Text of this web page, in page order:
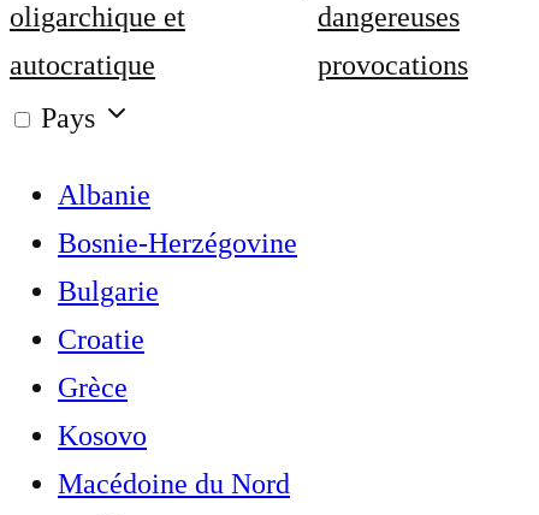
oligarchique et
autocratique
dangereuses
provocations
Pays
Albanie
Bosnie-Herzégovine
Bulgarie
Croatie
Grèce
Kosovo
Macédoine du Nord